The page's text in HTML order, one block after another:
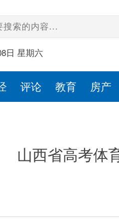
日 星期六
评论 教育 房产
山西省高考体